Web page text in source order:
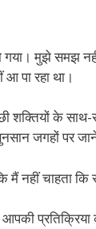
मुझे समझ
आ पा रहा था।
शक्तियों के
जगहों पर
मैं नहीं चाहता
प्रतिक्रिया